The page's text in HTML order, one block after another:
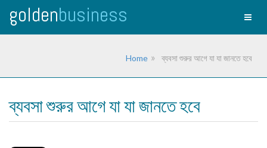
goldenbusiness
Home ব্যবসা শুরুর আগে যা যা জানতে হবে
ব্যবসা শুরুর আগে যা যা জানতে হবে